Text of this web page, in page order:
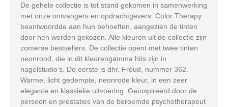
De gehele collectie is tot stand gekomen in samenwerking
met onze ontvangers en opdrachtgevers. Color Therapy
beantwoordde aan hun behoeften, aangezien de tinten
door hen werden gekozen. Alle kleuren uit de collectie zijn
zomerse bestsellers. De collectie opent met twee tinten
neonrood, die in dit kleurengamma hits zijn in
nagelstudio’s. De eerste is dhr. Freud, nummer 362.
Warme, licht gedempte, neonrode kleur, in een zeer
elegante en klassieke uitvoering. Geïnspireerd door de
persoon en prestaties van de beroemde psychotherapeut